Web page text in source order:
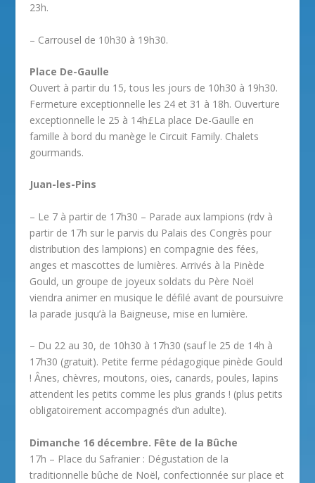
23h.
– Carrousel de 10h30 à 19h30.
Place De-Gaulle
Ouvert à partir du 15, tous les jours de 10h30 à 19h30.
Fermeture exceptionnelle les 24 et 31 à 18h. Ouverture
exceptionnelle le 25 à 14h£La place De-Gaulle en
famille à bord du manège le Circuit Family. Chalets
gourmands.
Juan-les-Pins
– Le 7 à partir de 17h30 – Parade aux lampions (rdv à
partir de 17h sur le parvis du Palais des Congrès pour
distribution des lampions) en compagnie des fées,
anges et mascottes de lumières. Arrivés à la Pinède
Gould, un groupe de joyeux soldats du Père Noël
viendra animer en musique le défilé avant de poursuivre
la parade jusqu’à la Baigneuse, mise en lumière.
– Du 22 au 30, de 10h30 à 17h30 (sauf le 25 de 14h à
17h30 (gratuit). Petite ferme pédagogique pinède Gould
! Ânes, chèvres, moutons, oies, canards, poules, lapins
attendent les petits comme les plus grands ! (plus petits
obligatoirement accompagnés d’un adulte).
Dimanche 16 décembre. Fête de la Bûche
17h – Place du Safranier : Dégustation de la
traditionnelle bûche de Noël, confectionnée sur place et